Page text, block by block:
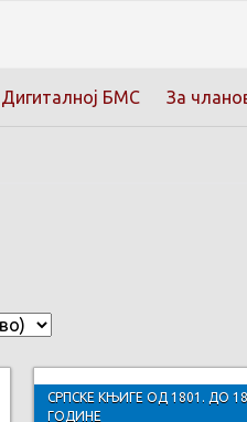
БМС За
СРПСКЕ КЊИГЕ ОД 1801. ДО
ГОДИНЕ